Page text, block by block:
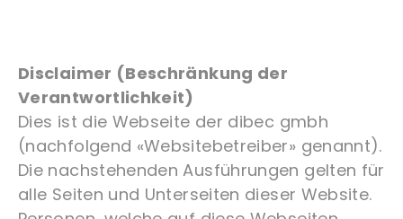
Disclaimer (Beschränkung der
Verantwortlichkeit)
Dies ist die Webseite der dibec gmbh
(nachfolgend «Websitebetreiber» genannt).
Die nachstehenden Ausführungen gelten für
alle Seiten und Unterseiten dieser Website.